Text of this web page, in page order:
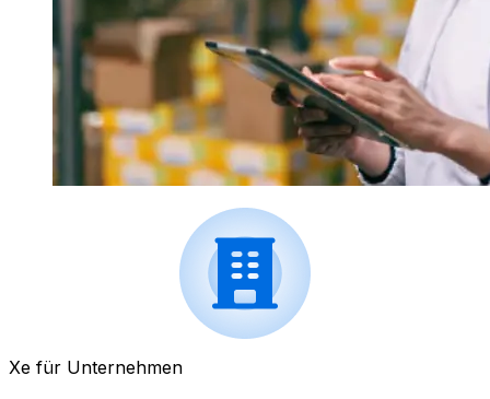
Xe für Unternehmen